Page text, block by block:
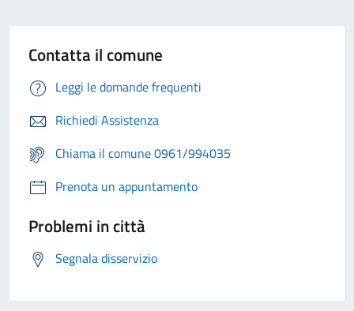
Contatta il comune
Leggi le domande frequenti
Richiedi Assistenza
Chiama il comune 0961/994035
Prenota un appuntamento
Problemi in città
Segnala disservizio